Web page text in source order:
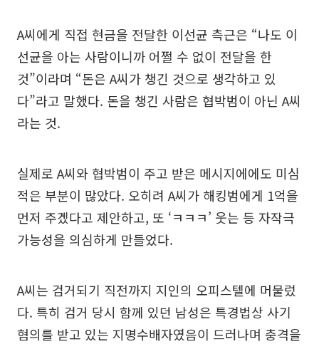
A씨에게 직접 현금을 전달한 이선균 측근은 “나도 이
선균을 아는 사람이니까 어쩔 수 없이 전달을 한
것”이라며 “돈은 A씨가 챙긴 것으로 생각하고 있
다”라고 말했다. 돈을 챙긴 사람은 협박범이 아닌 A씨
라는 것.
실제로 A씨와 협박범이 주고 받은 메시지에에도 미심
적은 부분이 많았다. 오히려 A씨가 해킹범에게 1억을
먼저 주겠다고 제안하고, 또 ‘ㅋㅋㅋ’ 웃는 등 자작극
가능성을 의심하게 만들었다.
A씨는 검거되기 직전까지 지인의 오피스텔에 머물렀
다. 특히 검거 당시 함께 있던 남성은 특경법상 사기
혐의를 받고 있는 지명수배자였음이 드러나며 충격을